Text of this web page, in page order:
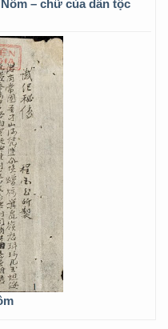
– chữ của dân tộc